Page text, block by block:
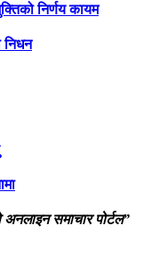
निर्णय कायम
निधन
अनलाइन समाचार पोर्टल”